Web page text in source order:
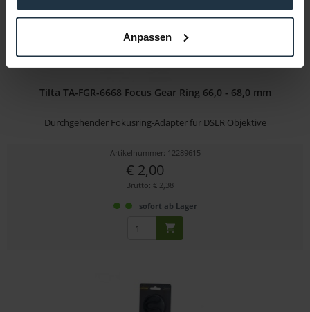
Anpassen
Tilta TA-FGR-6668 Focus Gear Ring 66,0 - 68,0 mm
Durchgehender Fokusring-Adapter für DSLR Objektive
Artikelnummer: 12289615
€ 2,00
Brutto: € 2,38
sofort ab Lager